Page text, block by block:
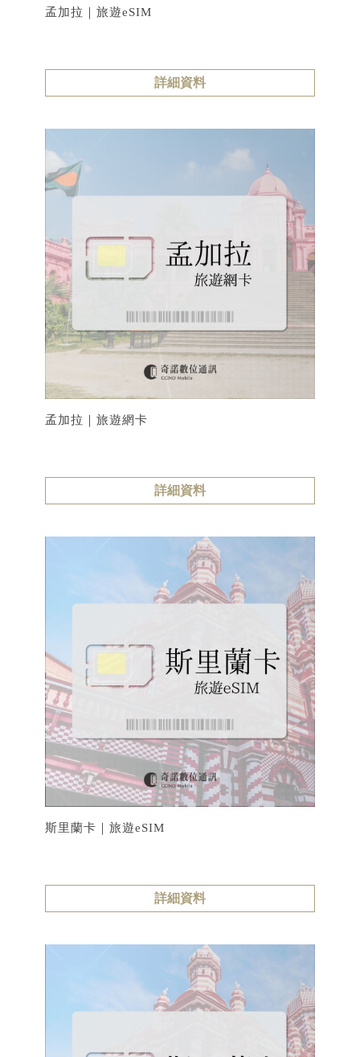
孟加拉｜旅遊eSIM
詳細資料
孟加拉｜旅遊網卡
詳細資料
斯里蘭卡｜旅遊eSIM
詳細資料